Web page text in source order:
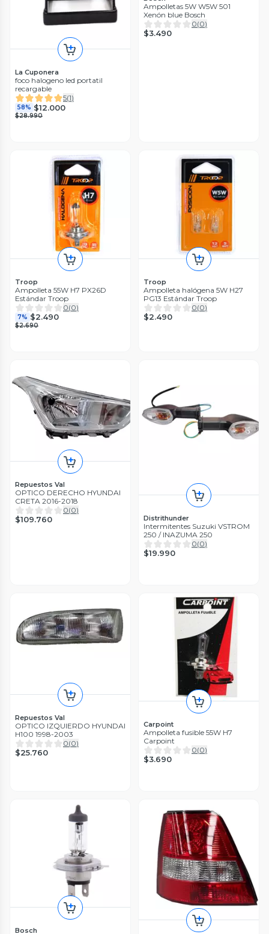
La Cuponera
foco halogeno led portatil
recargable
5(1)
58% $12.000
$28.990
Ampolletas 5W W5W 501
Xenón blue Bosch
0(0)
$3.490
Troop
Ampolleta 55W H7 PX26D
Estándar Troop
0(0)
7% $2.490
$2.690
Troop
Ampolleta halógena 5W H27
PG13 Estándar Troop
0(0)
$2.490
Repuestos Val
OPTICO DERECHO HYUNDAI
CRETA 2016-2018
0(0)
$109.760 Distrithunder
Intermitentes Suzuki VSTROM
250 / INAZUMA 250
0(0)
$19.990
Repuestos Val
OPTICO IZQUIERDO HYUNDAI
H100 1998-2003
0(0)
$25.760
Carpoint
Ampolleta fusible 55W H7
Carpoint
0(0)
$3.690
Bosch